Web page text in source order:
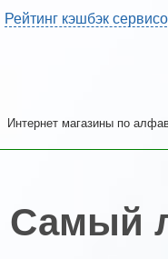
Рейтинг кэшбэк
Интернет магазины по
Самый